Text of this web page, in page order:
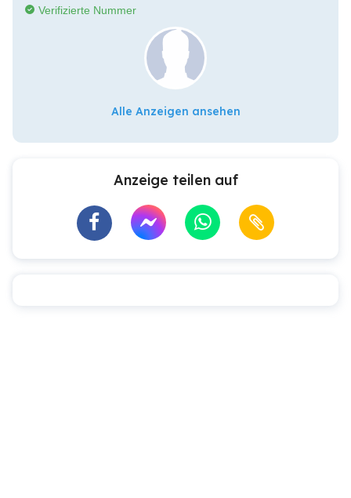
Verifizierte Nummer
Alle Anzeigen ansehen
Anzeige teilen auf